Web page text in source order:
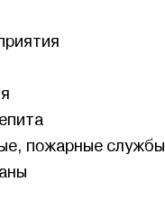
пожарные службы